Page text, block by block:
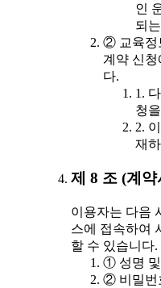
인
되
② 교육정
계약 신청
다.
1.
청
2.
재
제 8 조 (계
이용자는 다음
스에 접속하여
할 수 있습니다.
① 성명 및
② 비밀번